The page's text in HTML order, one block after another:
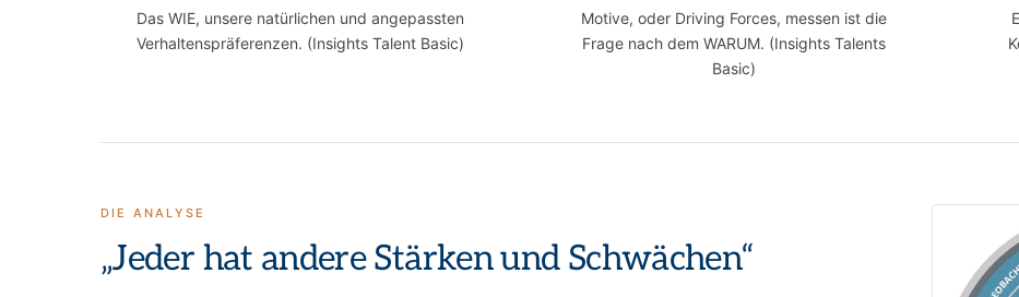
Das WIE, unsere natürlichen und angepassten
Verhaltenspräferenzen. (Insights Talent Basic)
Motive, oder Driving Forces, messen ist die
Frage nach dem WARUM. (Insights Talents
Basic)
DIE ANALYSE
„Jeder hat andere Stärken und Schwächen“